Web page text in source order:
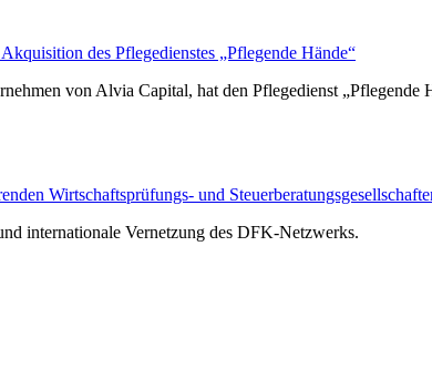
des Pflegedienstes „Pflegende Hände“
von Alvia Capital, hat den Pflegedienst
Wirtschaftsprüfungs- und
internationale Vernetzung des DFK-Netzwerks.